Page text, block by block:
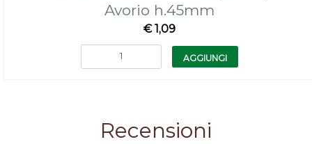
Avorio h.45mm
€ 1,09
Quantità
AGGIUNGI
Recensioni